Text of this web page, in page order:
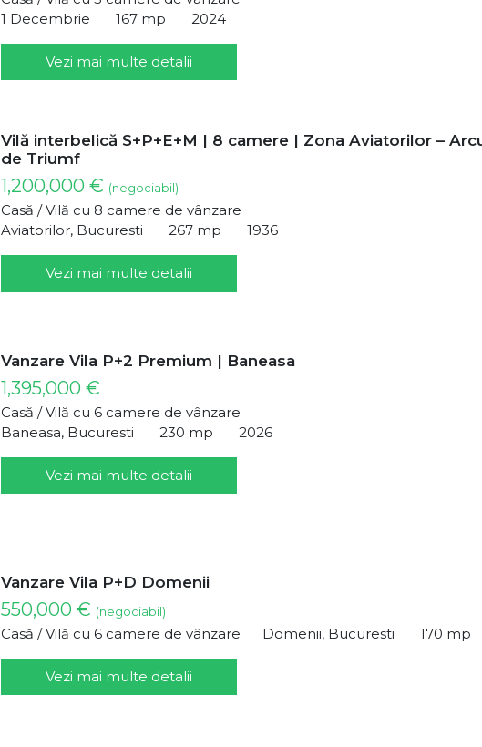
1 Decembrie
167 mp 2024
Vezi mai multe detalii
Vilă interbelică S+P+E+M | 8 camere | Zona Aviatorilor –
de Triumf
1,200,000 € (negociabil)
Casă / Vilă cu 8 camere de vânzare
Aviatorilor, Bucuresti
267 mp 1936
Vezi mai multe detalii
Vanzare Vila P+2 Premium | Baneasa
1,395,000 €
Casă / Vilă cu 6 camere de vânzare
Baneasa, Bucuresti
230 mp 2026
Vezi mai multe detalii
Vanzare Vila P+D Domenii
550,000 € (negociabil)
Casă / Vilă cu 6 camere de vânzare Domenii, Bucuresti 170 mp
Vezi mai multe detalii